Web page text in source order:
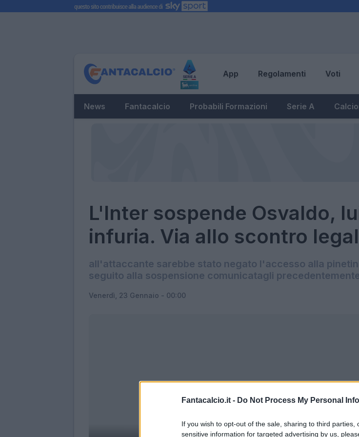
Fantacalcio.it - Do Not Process My Personal
If you wish to opt-out of the sale, sharing to third
sensitive information for targeted advertising by us,
App Regolamenti Voti
News Fantacalcio Probabili Formazioni Serie A
L'Inter sospende Osvaldo,
infuria. Via allo scontro
all'attaccante sarebbe stato negato l'accesso alla
seguito alla sospensione comunicatagli
Venerdì, 23 Gennaio - 00:00